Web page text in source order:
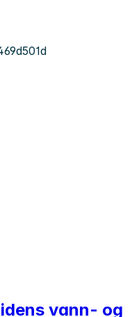
vann- og